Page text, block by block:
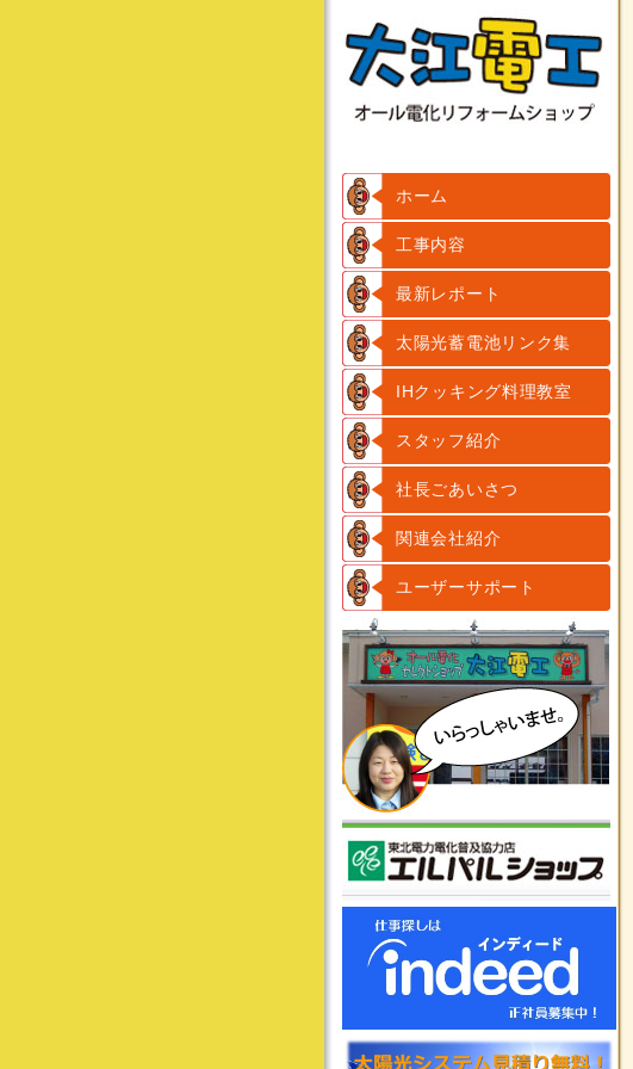
ホーム
工事内容
最新レポート
太陽光蓄電池リンク集
IHクッキング料理教室
スタッフ紹介
社長ごあいさつ
関連会社紹介
ユーザーサポート